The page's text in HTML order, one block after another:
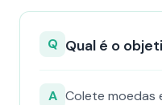
Q Qual é o
A Colete moedas